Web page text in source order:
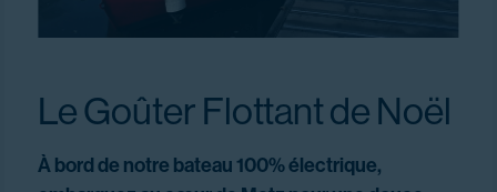
Le Goûter Flottant de Noël
À bord de notre bateau 100% électrique,